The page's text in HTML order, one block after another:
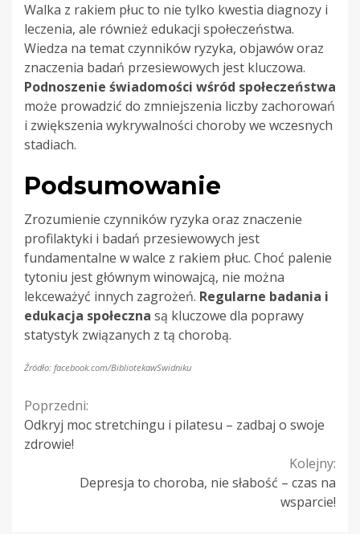
Walka z rakiem płuc to nie tylko kwestia diagnozy i
leczenia, ale również edukacji społeczeństwa.
Wiedza na temat czynników ryzyka, objawów oraz
znaczenia badań przesiewowych jest kluczowa.
Podnoszenie świadomości wśród społeczeństwa
może prowadzić do zmniejszenia liczby zachorowań
i zwiększenia wykrywalności choroby we wczesnych
stadiach.
Podsumowanie
Zrozumienie czynników ryzyka oraz znaczenie
profilaktyki i badań przesiewowych jest
fundamentalne w walce z rakiem płuc. Choć palenie
tytoniu jest głównym winowajcą, nie można
lekceważyć innych zagrożeń. Regularne badania i
edukacja społeczna są kluczowe dla poprawy
statystyk związanych z tą chorobą.
Źródło: facebook.com/BibliotekawSwidniku
Continue
Reading
Poprzedni:
Odkryj moc stretchingu i pilatesu – zadbaj o swoje
zdrowie!
Kolejny:
Depresja to choroba, nie słabość – czas na
wsparcie!